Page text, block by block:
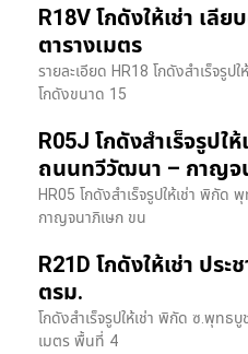
R18V โกดังให้เช่า เลี
ตารางเมตร
รายละเอียด HR18 โกดังสำเร็จรู
โกดังขนาด 15
R05J โกดังสำเร็จรูป
ถนนทวีวัฒนา – กาญจ
HR05 โกดังสำเร็จรูปให้เช่า พิ
กาญจนาภิเษก ขน
R21D โกดังให้เช่า ปร
ตรม.
โกดังสำเร็จรูปให้เช่า พิกัด ซ.พุทธ
เมตร พื้นที่ 4